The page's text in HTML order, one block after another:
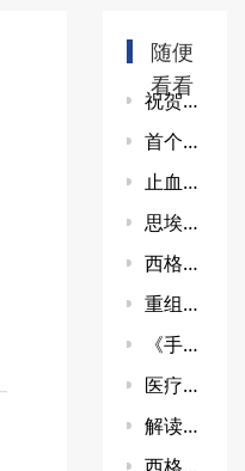
随便
看看
祝贺！医疗器械临床试验样本量计算软件上市
首个登录央视报道的介入机器人获批NMPAIII类器械注册证
止血海绵临床研究技术研讨会
思埃然医疗 SIERRA VISION SYSTEM 超乳玻切一体机获国家药监局三类证，国产眼科手术设备迈入整体解决方案新时代
西格玛医学荣获“2024 中国医美器械年度优秀服务商”金质奖称号
重组Ⅲ型人源化胶原蛋白冻干纤维临床试验技术研讨会
《手术导航系统产品规范》《医疗器械可用性测试通用技术规范》标准起草与评审，西格玛医学积极参与！
医疗器械临床试验主要研究者资质问题
解读巨子生物全球首款重组I型α1亚型胶原蛋白溶液审评报告(上):是填充再生，还是水光？